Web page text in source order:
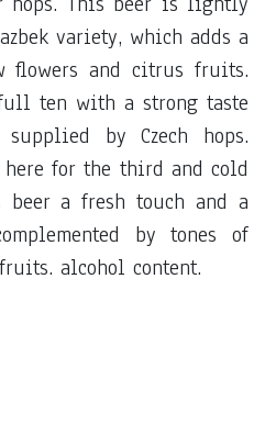
variety, which adds a
flowers and citrus fruits.
ten with a strong taste
by Czech hops.
here for the third and cold
a fresh touch and a
by tones of
alcohol content.